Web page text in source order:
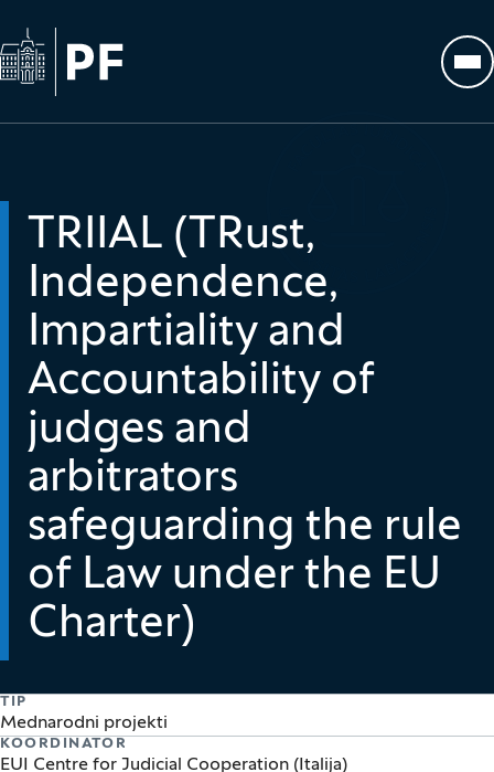
Na začetno stran
TRIIAL (TRust,
Independence,
Impartiality and
Accountability of
judges and
arbitrators
safeguarding the rule
of Law under the EU
Charter)
TIP
Mednarodni projekti
KOORDINATOR
EUI Centre for Judicial Cooperation (Italija)